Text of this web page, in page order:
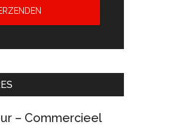
– Commercieel